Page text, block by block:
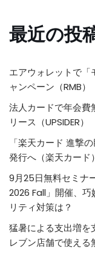
最近の投
エアウォレットで
ャンペーン（RMB）
法人カードで年会費
リース（UPSIDER）
「楽天カード 進撃
発行へ（楽天カード）
9月25日無料セミナ
2026 Fall」開催、
リティ対策は？
猛暑による支出増を
レブン店舗で使える